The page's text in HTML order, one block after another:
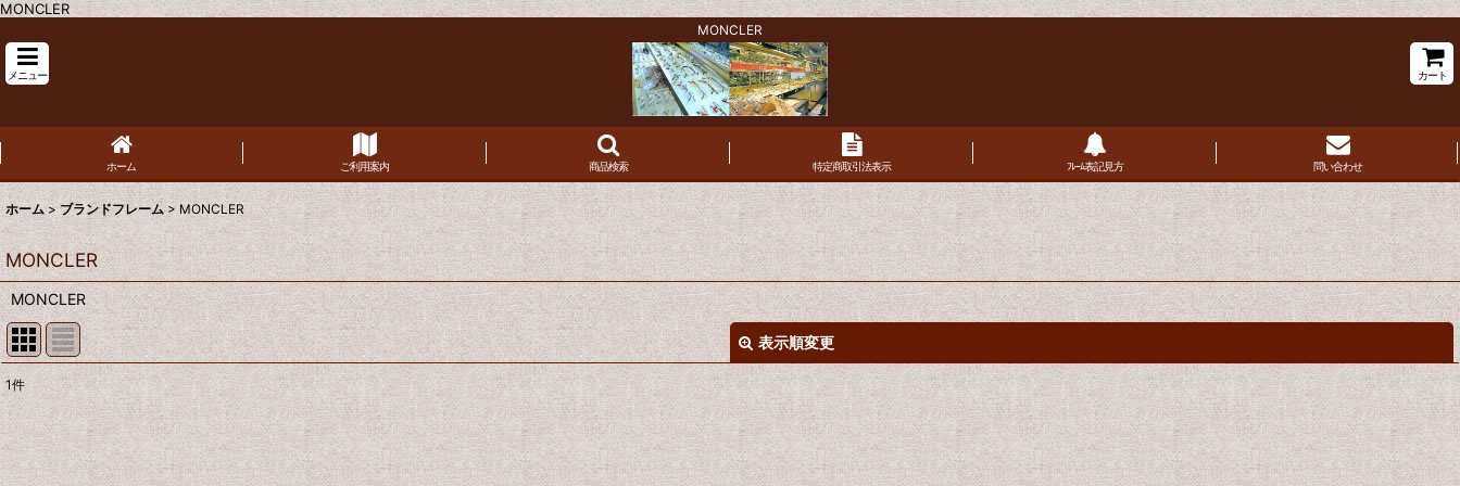
MONCLER
MONCLER
メニュー カート
ホーム ご利用案内 商品検索 特定商取引法表示 ﾌﾚｰﾑ表記見方 問い合わせ
ホーム > ブランドフレーム > MONCLER
MONCLER
MONCLER
表示順変更
表示数
並び順 :
1件